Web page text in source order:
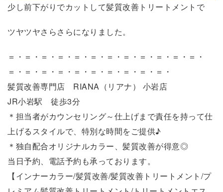
少し前下がりでカットして髪質改善トリートメントで
ツヤツヤさらさらになりました。
＝・＝・＝・＝・＝・＝・＝・＝・＝・＝・＝・＝・
＝・＝・＝・＝・＝・＝・＝・＝・＝・＝・
髪質改善専門店 RIANA（リアナ） 小岩店
JR小岩駅 徒歩3分
＊担当者がカウンセリング～仕上げまで責任を持って仕
上げるスタイルで、特別な時間をご提供♪
＊独自配合オリジナルカラー、髪質改善が得意◎
当日予約、電話予約も承っております。
【インナーカラー/髪質改善/髪質改善トリートメント/プ